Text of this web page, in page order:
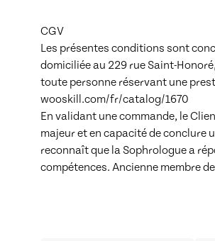
CGV
Les présentes conditions sont
domiciliée au 229 rue Saint-
toute personne réservant une
wooskill.com/fr/catalog/1670
En validant une commande, le
majeur et en capacité de conclure
reconnaît que la Sophrologue a
compétences. Ancienne membre